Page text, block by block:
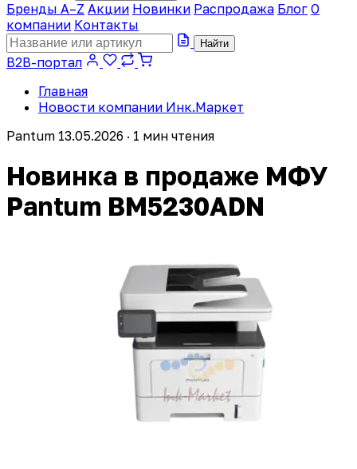
Бренды A–Z Акции Новинки Распродажа Блог О
компании Контакты
Найти
B2B-портал
Главная
Новости компании Инк.Маркет
Pantum 13.05.2026 · 1 мин чтения
Новинка в продаже МФУ
Pantum BM5230ADN